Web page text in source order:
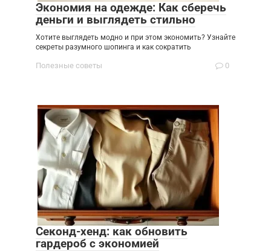
Экономия на одежде: Как сберечь
деньги и выглядеть стильно
Хотите выглядеть модно и при этом экономить? Узнайте
секреты разумного шопинга и как сократить
Полезные советы 0
Секонд-хенд: как обновить
гардероб с экономией